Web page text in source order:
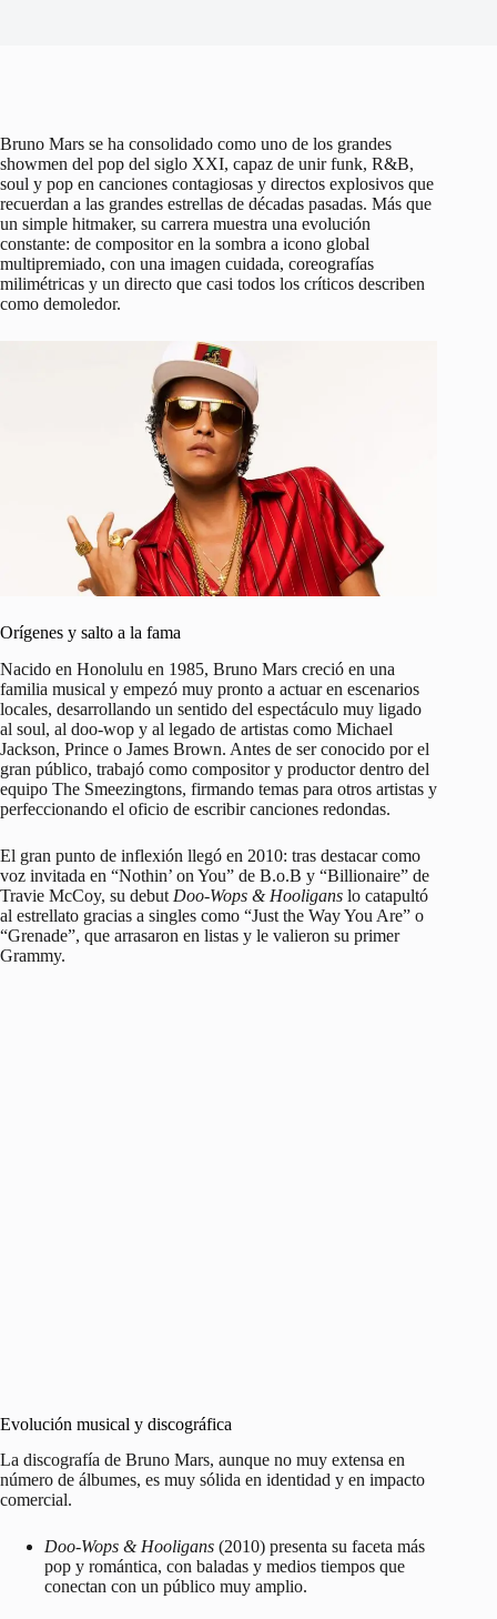
Bruno Mars se ha consolidado como uno de los grandes
showmen del pop del siglo XXI, capaz de unir funk, R&B,
soul y pop en canciones contagiosas y directos explosivos que
recuerdan a las grandes estrellas de décadas pasadas. Más que
un simple hitmaker, su carrera muestra una evolución
constante: de compositor en la sombra a icono global
multipremiado, con una imagen cuidada, coreografías
milimétricas y un directo que casi todos los críticos describen
como demoledor.
Orígenes y salto a la fama
Nacido en Honolulu en 1985, Bruno Mars creció en una
familia musical y empezó muy pronto a actuar en escenarios
locales, desarrollando un sentido del espectáculo muy ligado
al soul, al doo-wop y al legado de artistas como Michael
Jackson, Prince o James Brown. Antes de ser conocido por el
gran público, trabajó como compositor y productor dentro del
equipo The Smeezingtons, firmando temas para otros artistas y
perfeccionando el oficio de escribir canciones redondas.
El gran punto de inflexión llegó en 2010: tras destacar como
voz invitada en “Nothin’ on You” de B.o.B y “Billionaire” de
Travie McCoy, su debut Doo-Wops & Hooligans lo catapultó
al estrellato gracias a singles como “Just the Way You Are” o
“Grenade”, que arrasaron en listas y le valieron su primer
Grammy.
Evolución musical y discográfica
La discografía de Bruno Mars, aunque no muy extensa en
número de álbumes, es muy sólida en identidad y en impacto
comercial.
Doo-Wops & Hooligans (2010) presenta su faceta más
pop y romántica, con baladas y medios tiempos que
conectan con un público muy amplio.